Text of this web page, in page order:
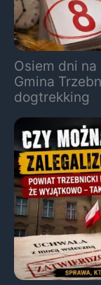
Osiem dni
Gmina
dogtrekking